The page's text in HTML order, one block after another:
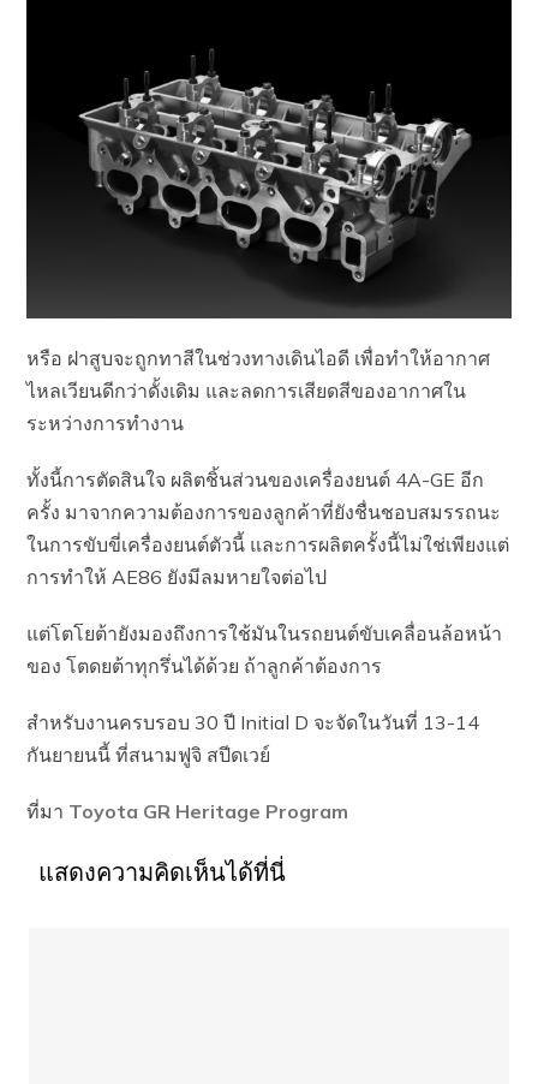
หรือ ฝาสูบจะถูกทาสีในช่วงทางเดินไอดี เพื่อทำให้อากาศ
ไหลเวียนดีกว่าดั้งเดิม และลดการเสียดสีของอากาศใน
ระหว่างการทำงาน
ทั้งนี้การตัดสินใจ ผลิตชิ้นส่วนของเครื่องยนต์ 4A-GE อีก
ครั้ง มาจากความต้องการของลูกค้าที่ยังชื่นชอบสมรรถนะ
ในการขับขี่เครื่องยนต์ตัวนี้ และการผลิตครั้งนี้ไม่ใช่เพียงแต่
การทำให้ AE86 ยังมีลมหายใจต่อไป
แต่โตโยต้ายังมองถึงการใช้มันในรถยนต์ขับเคลื่อนล้อหน้า
ของ โตดยต้าทุกรึ่นได้ด้วย ถ้าลูกค้าต้องการ
สำหรับงานครบรอบ 30 ปี Initial D จะจัดในวันที่ 13-14
กันยายนนี้ ที่สนามฟูจิ สปีดเวย์
ที่มา Toyota GR Heritage Program
แสดงความคิดเห็นได้ที่นี่